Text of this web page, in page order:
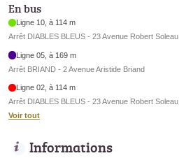
En bus
Ligne 10, à 114 m
Arrêt DIABLES BLEUS - 23 Avenue Robert Soleau
Ligne 05, à 169 m
Arrêt BRIAND - 2 Avenue Aristide Briand
Ligne 02, à 114 m
Arrêt DIABLES BLEUS - 23 Avenue Robert Soleau
Voir tout
Informations